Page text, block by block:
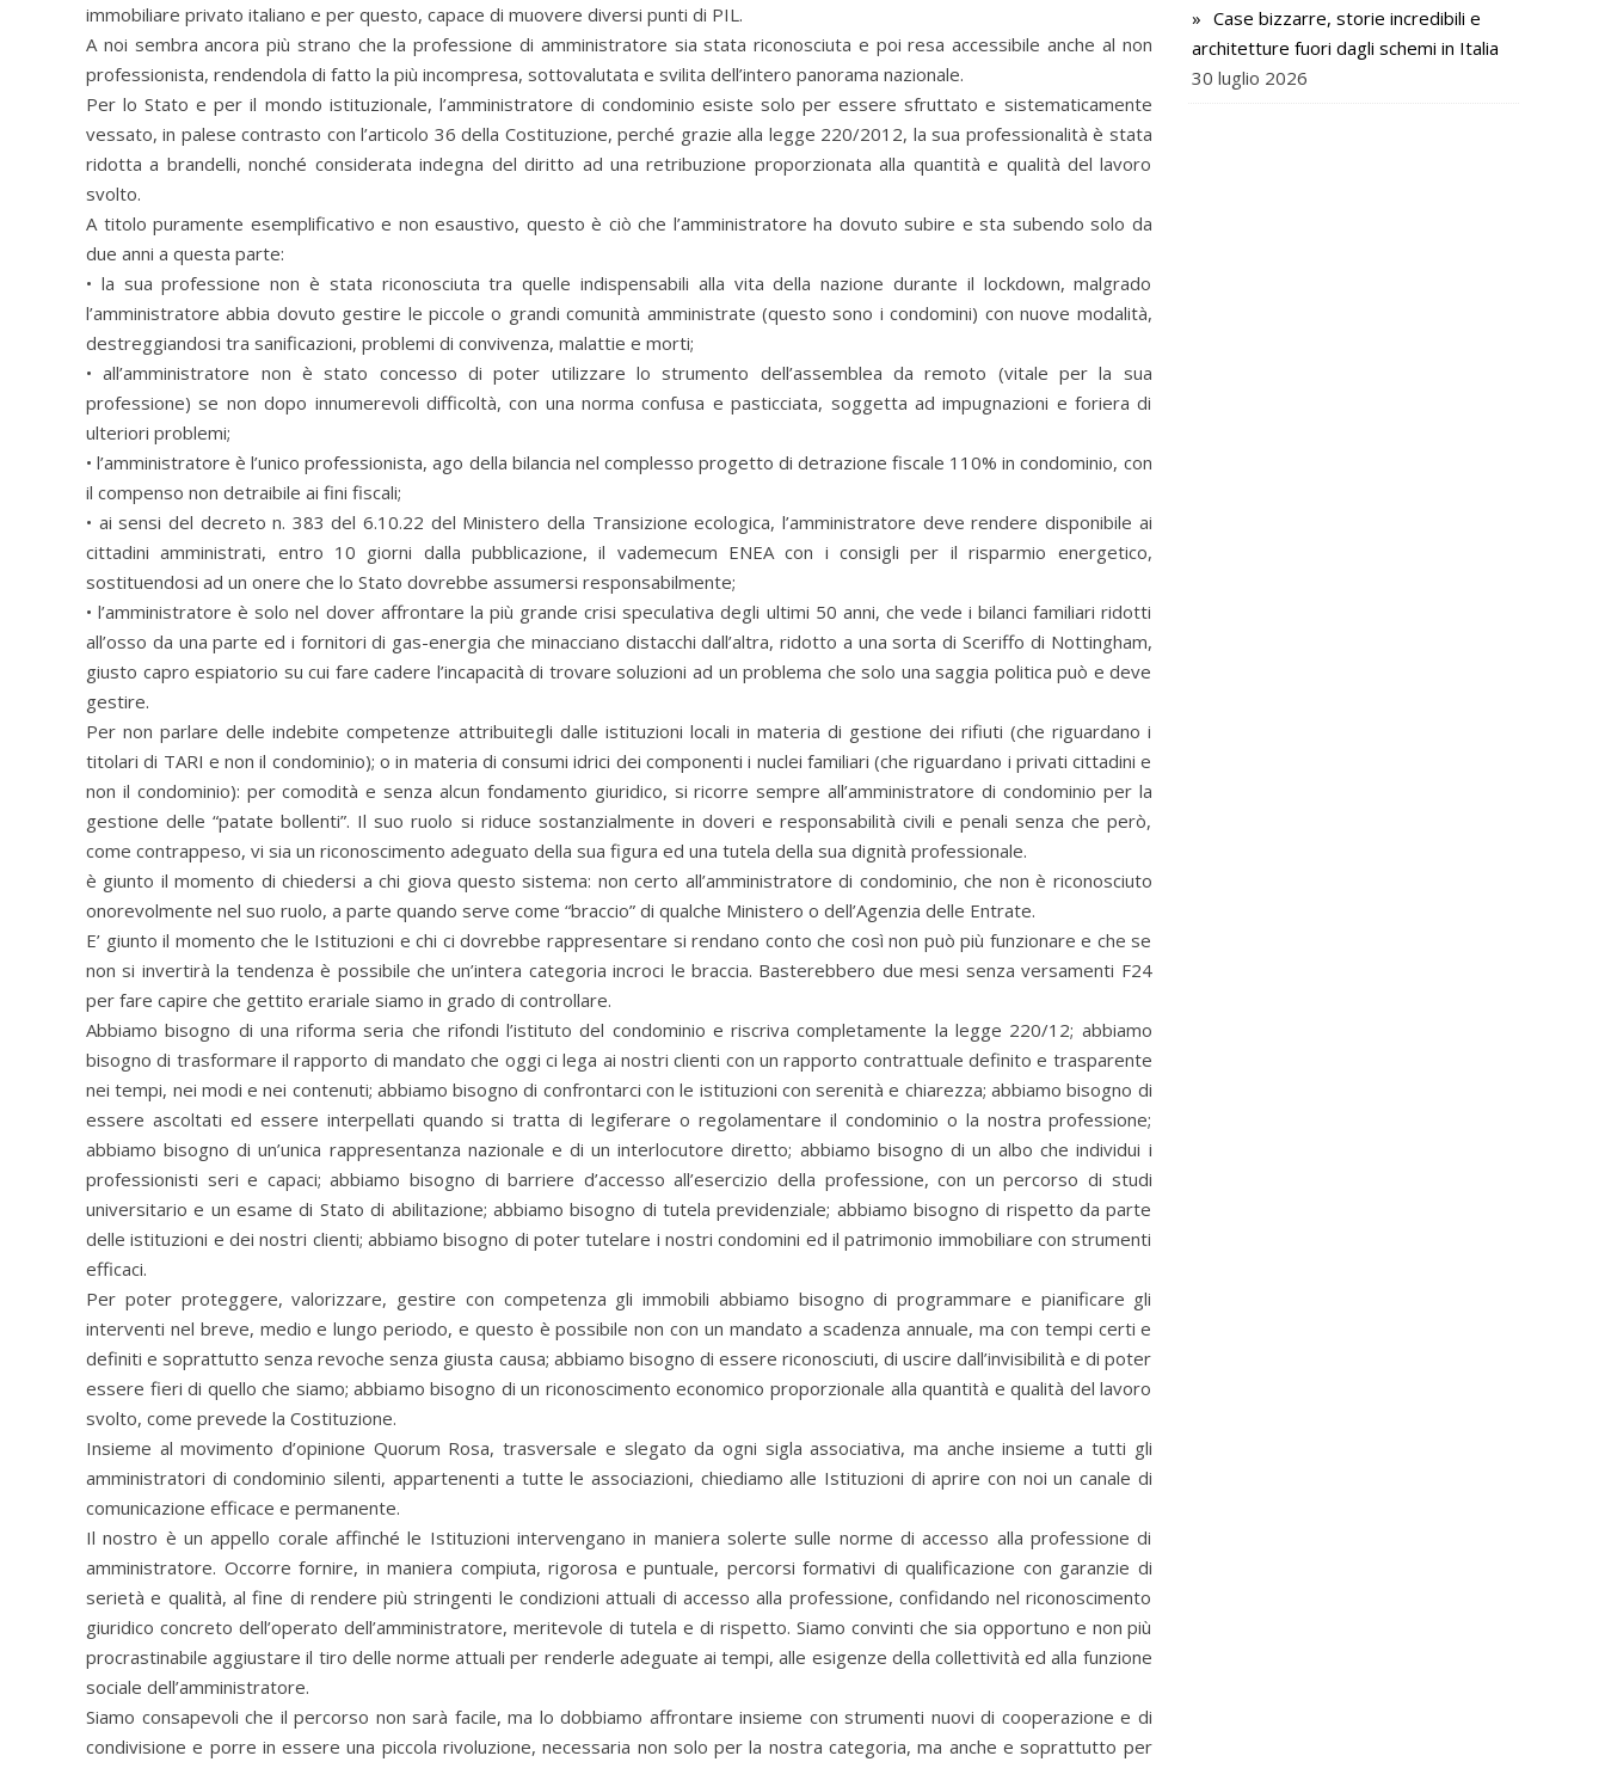
immobiliare privato italiano e per questo, capace di muovere diversi punti di PIL.
A noi sembra ancora più strano che la professione di amministratore sia stata riconosciuta e poi resa accessibile anche al non
professionista, rendendola di fatto la più incompresa, sottovalutata e svilita dell’intero panorama nazionale.
Per lo Stato e per il mondo istituzionale, l’amministratore di condominio esiste solo per essere sfruttato e sistematicamente
vessato, in palese contrasto con l’articolo 36 della Costituzione, perché grazie alla legge 220/2012, la sua professionalità è stata
ridotta a brandelli, nonché considerata indegna del diritto ad una retribuzione proporzionata alla quantità e qualità del lavoro
svolto.
A titolo puramente esemplificativo e non esaustivo, questo è ciò che l’amministratore ha dovuto subire e sta subendo solo da
due anni a questa parte:
• la sua professione non è stata riconosciuta tra quelle indispensabili alla vita della nazione durante il lockdown, malgrado
l’amministratore abbia dovuto gestire le piccole o grandi comunità amministrate (questo sono i condomini) con nuove modalità,
destreggiandosi tra sanificazioni, problemi di convivenza, malattie e morti;
• all’amministratore non è stato concesso di poter utilizzare lo strumento dell’assemblea da remoto (vitale per la sua
professione) se non dopo innumerevoli difficoltà, con una norma confusa e pasticciata, soggetta ad impugnazioni e foriera di
ulteriori problemi;
• l’amministratore è l’unico professionista, ago della bilancia nel complesso progetto di detrazione fiscale 110% in condominio, con
il compenso non detraibile ai fini fiscali;
• ai sensi del decreto n. 383 del 6.10.22 del Ministero della Transizione ecologica, l’amministratore deve rendere disponibile ai
cittadini amministrati, entro 10 giorni dalla pubblicazione, il vademecum ENEA con i consigli per il risparmio energetico,
sostituendosi ad un onere che lo Stato dovrebbe assumersi responsabilmente;
• l’amministratore è solo nel dover affrontare la più grande crisi speculativa degli ultimi 50 anni, che vede i bilanci familiari ridotti
all’osso da una parte ed i fornitori di gas-energia che minacciano distacchi dall’altra, ridotto a una sorta di Sceriffo di Nottingham,
giusto capro espiatorio su cui fare cadere l’incapacità di trovare soluzioni ad un problema che solo una saggia politica può e deve
gestire.
Per non parlare delle indebite competenze attribuitegli dalle istituzioni locali in materia di gestione dei rifiuti (che riguardano i
titolari di TARI e non il condominio); o in materia di consumi idrici dei componenti i nuclei familiari (che riguardano i privati cittadini e
non il condominio): per comodità e senza alcun fondamento giuridico, si ricorre sempre all’amministratore di condominio per la
gestione delle “patate bollenti”. Il suo ruolo si riduce sostanzialmente in doveri e responsabilità civili e penali senza che però,
come contrappeso, vi sia un riconoscimento adeguato della sua figura ed una tutela della sua dignità professionale.
è giunto il momento di chiedersi a chi giova questo sistema: non certo all’amministratore di condominio, che non è riconosciuto
onorevolmente nel suo ruolo, a parte quando serve come “braccio” di qualche Ministero o dell’Agenzia delle Entrate.
E’ giunto il momento che le Istituzioni e chi ci dovrebbe rappresentare si rendano conto che così non può più funzionare e che se
non si invertirà la tendenza è possibile che un’intera categoria incroci le braccia. Basterebbero due mesi senza versamenti F24
per fare capire che gettito erariale siamo in grado di controllare.
Abbiamo bisogno di una riforma seria che rifondi l’istituto del condominio e riscriva completamente la legge 220/12; abbiamo
bisogno di trasformare il rapporto di mandato che oggi ci lega ai nostri clienti con un rapporto contrattuale definito e trasparente
nei tempi, nei modi e nei contenuti; abbiamo bisogno di confrontarci con le istituzioni con serenità e chiarezza; abbiamo bisogno di
essere ascoltati ed essere interpellati quando si tratta di legiferare o regolamentare il condominio o la nostra professione;
abbiamo bisogno di un’unica rappresentanza nazionale e di un interlocutore diretto; abbiamo bisogno di un albo che individui i
professionisti seri e capaci; abbiamo bisogno di barriere d’accesso all’esercizio della professione, con un percorso di studi
universitario e un esame di Stato di abilitazione; abbiamo bisogno di tutela previdenziale; abbiamo bisogno di rispetto da parte
delle istituzioni e dei nostri clienti; abbiamo bisogno di poter tutelare i nostri condomini ed il patrimonio immobiliare con strumenti
efficaci.
Per poter proteggere, valorizzare, gestire con competenza gli immobili abbiamo bisogno di programmare e pianificare gli
interventi nel breve, medio e lungo periodo, e questo è possibile non con un mandato a scadenza annuale, ma con tempi certi e
definiti e soprattutto senza revoche senza giusta causa; abbiamo bisogno di essere riconosciuti, di uscire dall’invisibilità e di poter
essere fieri di quello che siamo; abbiamo bisogno di un riconoscimento economico proporzionale alla quantità e qualità del lavoro
svolto, come prevede la Costituzione.
Insieme al movimento d’opinione Quorum Rosa, trasversale e slegato da ogni sigla associativa, ma anche insieme a tutti gli
amministratori di condominio silenti, appartenenti a tutte le associazioni, chiediamo alle Istituzioni di aprire con noi un canale di
comunicazione efficace e permanente.
Il nostro è un appello corale affinché le Istituzioni intervengano in maniera solerte sulle norme di accesso alla professione di
amministratore. Occorre fornire, in maniera compiuta, rigorosa e puntuale, percorsi formativi di qualificazione con garanzie di
serietà e qualità, al fine di rendere più stringenti le condizioni attuali di accesso alla professione, confidando nel riconoscimento
giuridico concreto dell’operato dell’amministratore, meritevole di tutela e di rispetto. Siamo convinti che sia opportuno e non più
procrastinabile aggiustare il tiro delle norme attuali per renderle adeguate ai tempi, alle esigenze della collettività ed alla funzione
sociale dell’amministratore.
Siamo consapevoli che il percorso non sarà facile, ma lo dobbiamo affrontare insieme con strumenti nuovi di cooperazione e di
condivisione e porre in essere una piccola rivoluzione, necessaria non solo per la nostra categoria, ma anche e soprattutto per
Case bizzarre, storie incredibili e
architetture fuori dagli schemi in Italia
30 luglio 2026